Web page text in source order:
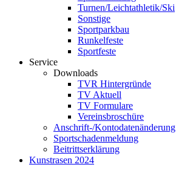
Turnen/Leichtathletik/Ski
Sonstige
Sportparkbau
Runkelfeste
Sportfeste
Service
Downloads
TVR Hintergründe
TV Aktuell
TV Formulare
Vereinsbroschüre
Anschrift-/Kontodatenänderung
Sportschadenmeldung
Beitrittserklärung
Kunstrasen 2024